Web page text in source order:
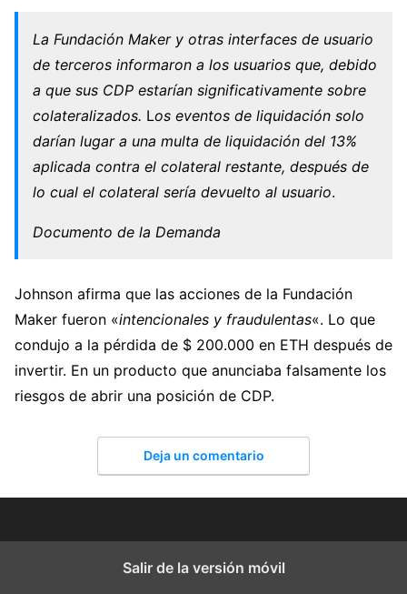
La Fundación Maker y otras interfaces de usuario
de terceros informaron a los usuarios que, debido
a que sus CDP estarían significativamente sobre
colateralizados. Los eventos de liquidación solo
darían lugar a una multa de liquidación del 13%
aplicada contra el colateral restante, después de
lo cual el colateral sería devuelto al usuario.
Documento de la Demanda
Johnson afirma que las acciones de la Fundación
Maker fueron «intencionales y fraudulentas«. Lo que
condujo a la pérdida de $ 200.000 en ETH después de
invertir. En un producto que anunciaba falsamente los
riesgos de abrir una posición de CDP.
Deja un comentario
Salir de la versión móvil